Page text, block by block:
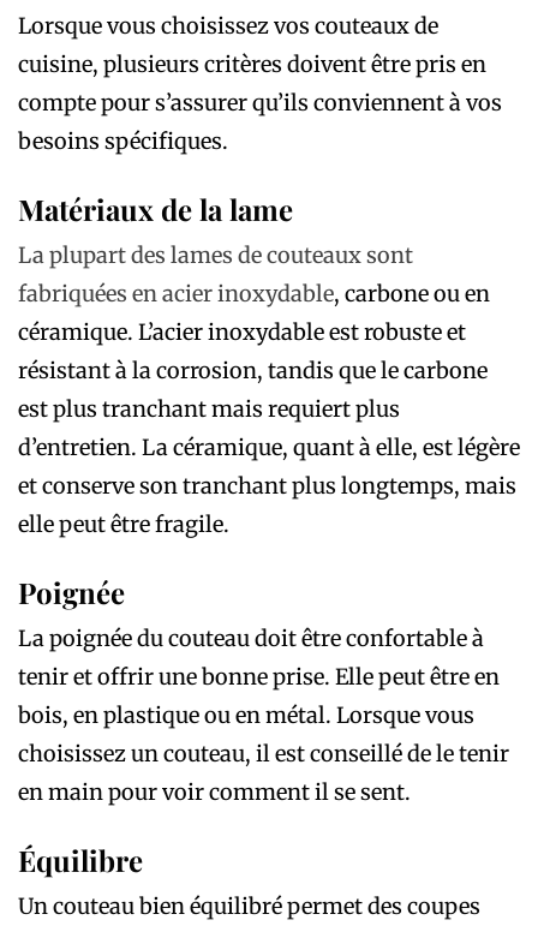
Lorsque vous choisissez vos couteaux de
cuisine, plusieurs critères doivent être pris en
compte pour s’assurer qu’ils conviennent à vos
besoins spécifiques.
Matériaux de la lame
La plupart des lames de couteaux sont
fabriquées en acier inoxydable, carbone ou en
céramique. L’acier inoxydable est robuste et
résistant à la corrosion, tandis que le carbone
est plus tranchant mais requiert plus
d’entretien. La céramique, quant à elle, est légère
et conserve son tranchant plus longtemps, mais
elle peut être fragile.
Poignée
La poignée du couteau doit être confortable à
tenir et offrir une bonne prise. Elle peut être en
bois, en plastique ou en métal. Lorsque vous
choisissez un couteau, il est conseillé de le tenir
en main pour voir comment il se sent.
Équilibre
Un couteau bien équilibré permet des coupes